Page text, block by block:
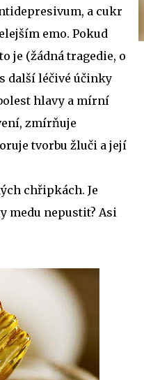
a cukr
emo. Pokud
je (žádná tragedie, o
další léčivé účinky
hlavy a mírní
zmírňuje
tvorbu žluči a její
chřipkách. Je
medu nepustit? Asi